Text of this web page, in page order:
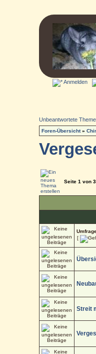
Anmelden
Unbeantwortete
Foren-Übersicht»
Seite1 von3
[
Streit